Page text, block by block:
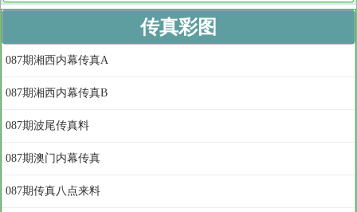
传真彩图
087期湘西内幕传真A
087期湘西内幕传真B
087期波尾传真料
087期澳门内幕传真
087期传真八点来料